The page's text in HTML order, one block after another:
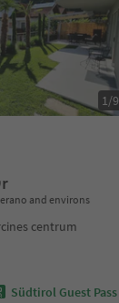
1/9
and environs
centrum
Südtirol Guest Pass